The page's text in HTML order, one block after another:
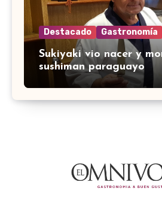
Destacado Gastronomía
Sukiyaki vio nacer y
sushiman paraguayo